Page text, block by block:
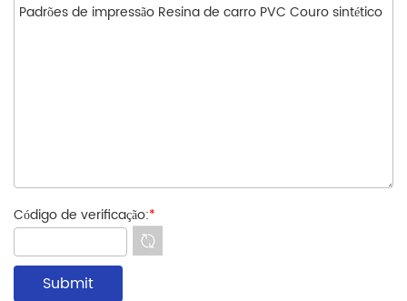
Código de verificação:*